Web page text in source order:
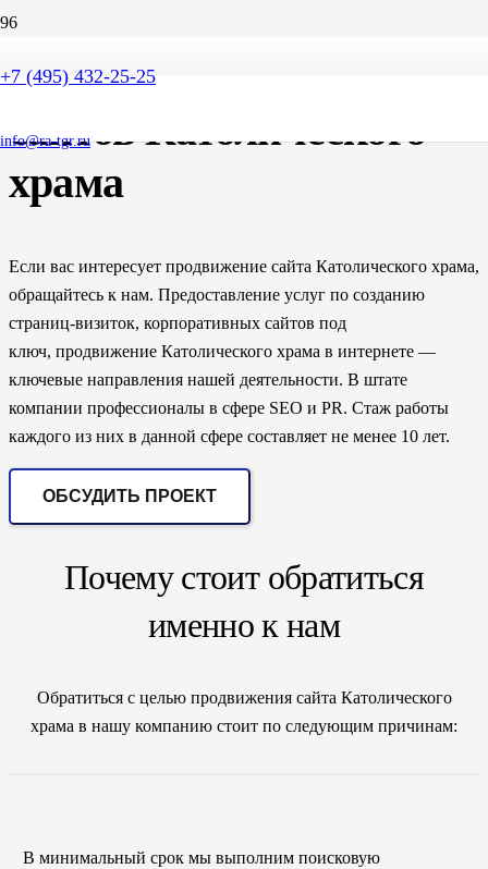
+7 (495) 432-25-25
info@ra-tgr.ru
SEO продвижение
сайтов Католического
храма
Если вас интересует продвижение сайта Католического храма,
обращайтесь к нам. Предоставление услуг по созданию
страниц-визиток, корпоративных сайтов под
ключ, продвижение Католического храма в интернете —
ключевые направления нашей деятельности. В штате
компании профессионалы в сфере SEO и PR. Стаж работы
каждого из них в данной сфере составляет не менее 10 лет.
ОБСУДИТЬ ПРОЕКТ
Почему стоит обратиться
именно к нам
Обратиться с целью продвижения сайта Католического
храма в нашу компанию стоит по следующим причинам:
В минимальный срок мы выполним поисковую